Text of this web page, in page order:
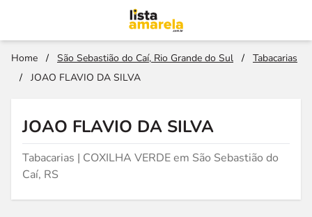
Home / São Sebastião do Caí, Rio Grande do Sul /
Tabacarias
/
JOAO FLAVIO DA SILVA
JOAO FLAVIO DA SILVA
Tabacarias | COXILHA VERDE em São Sebastião do
Caí, RS